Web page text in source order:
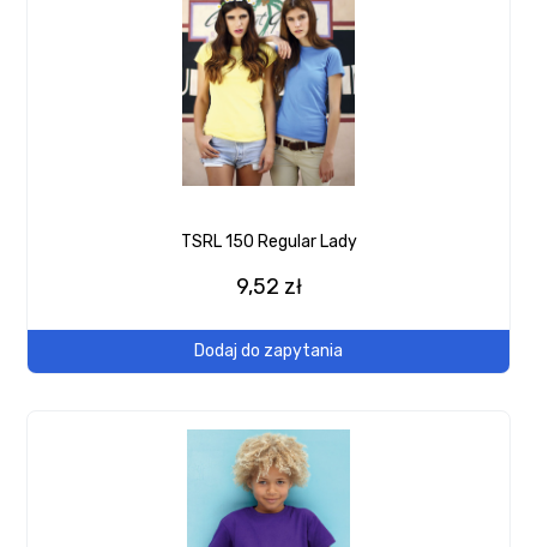
TSRL 150 Regular Lady
9,52 zł
Dodaj do zapytania